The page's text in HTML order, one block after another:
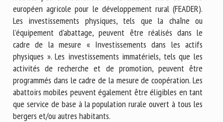
européen agricole pour le développement rural (FEADER).
Les investissements physiques, tels que la chaîne ou
l’équipement d’abattage, peuvent être réalisés dans le
cadre de la mesure « Investissements dans les actifs
physiques ». Les investissements immatériels, tels que les
activités de recherche et de promotion, peuvent être
programmés dans le cadre de la mesure de coopération. Les
abattoirs mobiles peuvent également être éligibles en tant
que service de base à la population rurale ouvert à tous les
bergers et/ou autres habitants.